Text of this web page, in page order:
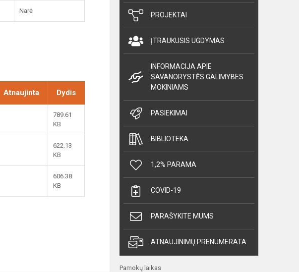
Narė
Atnaujinta Dydis
789.61
KB
622.13
KB
606.38
KB
PROJEKTAI
ĮTRAUKUSIS UGDYMAS
INFORMACIJA APIE
SAVANORYSTĖS GALIMYBES
MOKINIAMS
PASIEKIMAI
BIBLIOTEKA
1,2% PARAMA
COVID-19
PARAŠYKITE MUMS
ATNAUJINIMŲ PRENUMERATA
Pamokų laikas